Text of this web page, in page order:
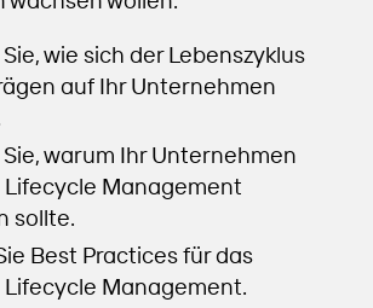
wie sich der Lebenszyklus
auf Ihr Unternehmen
warum Ihr Unternehmen
Management
sollte.
Best Practices für das
Management.